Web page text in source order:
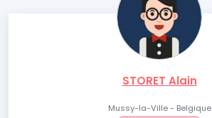
STORET Alain
Mussy-la-Ville - Belgique